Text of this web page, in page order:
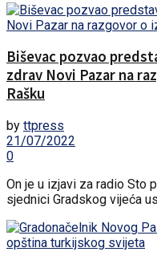
Biševac pozvao
zdrav Novi Pazar na
Rašku
by ttpress
21/07/2022
0
On je u izjavi za radio Sto
sjednici Gradskog vijeća